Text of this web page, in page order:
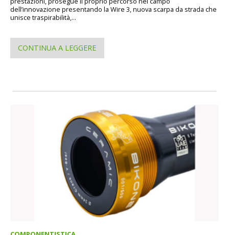
dell’innovazione presentando la Wire 3, nuova scarpa da strada che
unisce traspirabilità,...
CONTINUA A LEGGERE